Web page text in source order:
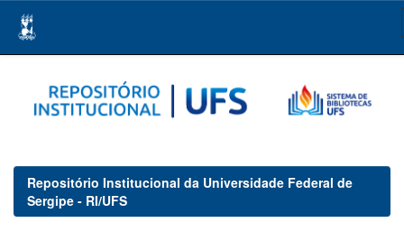
navigation
Repositório Institucional da Universidade Federal de
Sergipe - RI/UFS